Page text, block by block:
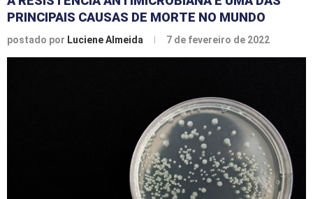
PRINCIPAIS CAUSAS DE MORTE NO MUNDO
postado por Luciene Almeida 7 de fevereiro de 2022